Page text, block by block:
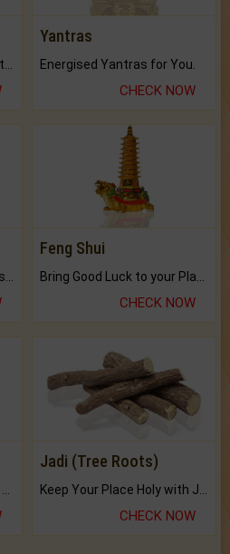
Yantras
Energised Yantras for You.
CHECK NOW
Original Rudraksha to Bless Your Way.
Feng Shui
Bring Good Luck to your Place with Feng Shui.
CHECK NOW
Jadi (Tree Roots)
CHECK NOW